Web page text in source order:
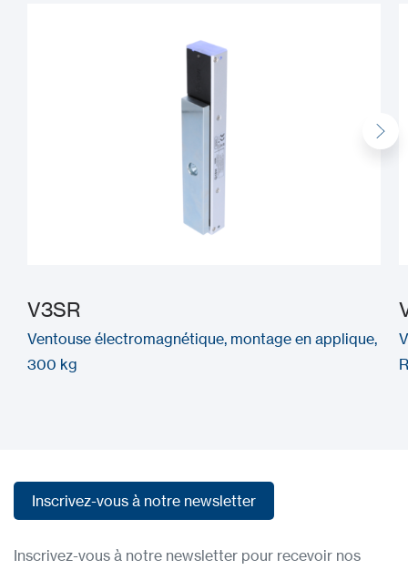
V3SR
Ventouse électromagnétique, montage en applique,
300 kg
Inscrivez-vous à notre newsletter
Inscrivez-vous à notre newsletter pour recevoir nos